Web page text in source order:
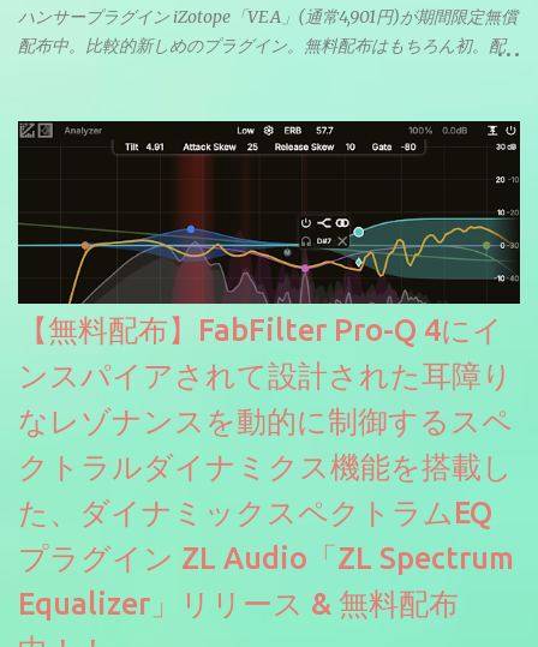
ハンサープラグイン iZotope「VEA」(通常4,901円)が期間限定無償
配布中。比較的新しめのプラグイン。無料配布はもちろん初。配
【無料配布】FabFilter Pro-Q 4にイ
ンスパイアされて設計された耳障り
なレゾナンスを動的に制御するスペ
クトラルダイナミクス機能を搭載し
た、ダイナミックスペクトラムEQ
プラグイン ZL Audio「ZL Spectrum
Equalizer」リリース & 無料配布